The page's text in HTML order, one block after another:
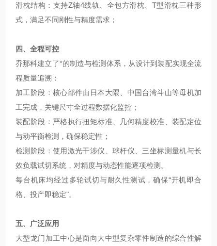
滑枕结构：支持Z轴4线轨、全包方滑枕、T型滑枕三种形
式，满足不同刚性与精度需求；
四、全程可控
乔那科建立了*的制造与检测体系，从设计到装配实现全流
程质量追溯：
加工阶段：核心部件由日本大隈、中国台湾斗山等母机加
工完成，关键尺寸全过程数据化监控；
装配阶段：严格执行扭矩标准、几何精度校准、装配定位
与动平衡检测，确保稳定性；
检测阶段：使用激光干涉仪、球杆仪、三坐标测量机与长
效负载试切系统，对精度与动态性能逐项检测。
每台机床均经过多轮试切与耐久性测试，确保“开机即合
格、投产即稳定"。
五、广泛应用
大型龙门加工中心是面向大中型复杂零件制造的综合性解